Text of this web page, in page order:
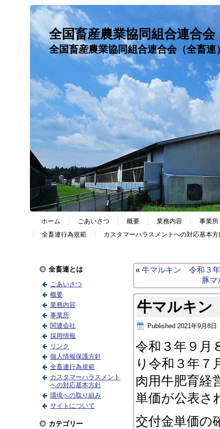
全国畜産農業協同組合連合会
全国畜産農業協同組合連合会（全畜
ホーム ごあいさつ 概要 業務内容
事業所
全畜連行為規範
カスタマーハラスメントへの対応基本方
全畜連とは
ごあいさつ
概要
業務内容
事業所
関連会社
採用情報
リンク
個人情報保護方針
全畜連行為規範
カスタマーハラスメント
への対応基本方針
環境への取り組み
サイトについて
カテゴリー
« 牛マルキン 令和３
豚マ
牛マルキン
Published 2021年9月8日
令和３年９月
り令和３年７
肉用牛肥育経
単価が公表さ
交付金単価の